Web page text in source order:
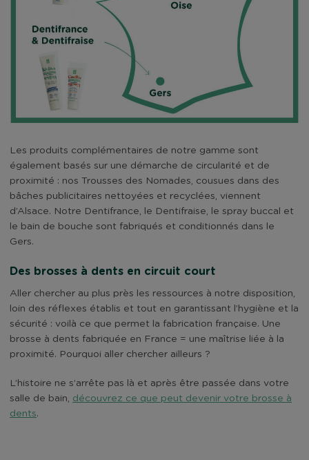
Les produits complémentaires de notre gamme sont
également basés sur une démarche de circularité et de
proximité : nos Trousses des Nomades, cousues dans des
bâches publicitaires nettoyées et recyclées, viennent
d’Alsace. Notre Dentifrance, le Dentifraise, le spray buccal et
le bain de bouche sont fabriqués et conditionnés dans le
Gers.
Des brosses à dents en circuit court
Aller chercher au plus près les ressources à notre disposition,
loin des réflexes établis et tout en garantissant l’hygiène et la
sécurité : voilà ce que permet la fabrication française. Une
brosse à dents fabriquée en France = une maîtrise liée à la
proximité. Pourquoi aller chercher ailleurs ?
L’histoire ne s’arrête pas là et après être passée dans votre
salle de bain, découvrez ce que peut devenir votre brosse à
dents.